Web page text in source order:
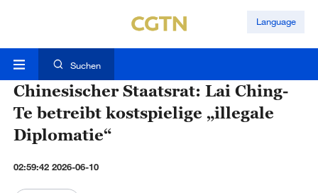
Language
Suchen
Chinesischer Staatsrat: Lai Ching-
Te betreibt kostspielige „illegale
Diplomatie“
02:59:42 2026-06-10